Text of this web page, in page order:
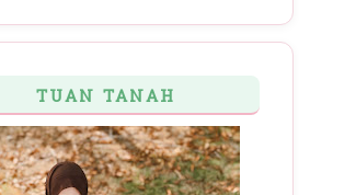
TUAN TANAH